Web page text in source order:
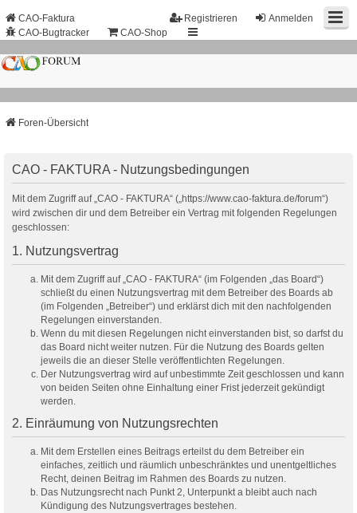
Anmelden
Registrieren
CAO-Faktura
CAO-Bugtracker
CAO-Shop
Foren-Übersicht
CAO - FAKTURA - Nutzungsbedingungen
Mit dem Zugriff auf „CAO - FAKTURA“ („https://www.cao-faktura.de/forum“)
wird zwischen dir und dem Betreiber ein Vertrag mit folgenden Regelungen
geschlossen:
1. Nutzungsvertrag
Mit dem Zugriff auf „CAO - FAKTURA“ (im Folgenden „das Board“)
schließt du einen Nutzungsvertrag mit dem Betreiber des Boards ab
(im Folgenden „Betreiber“) und erklärst dich mit den nachfolgenden
Regelungen einverstanden.
Wenn du mit diesen Regelungen nicht einverstanden bist, so darfst du
das Board nicht weiter nutzen. Für die Nutzung des Boards gelten
jeweils die an dieser Stelle veröffentlichten Regelungen.
Der Nutzungsvertrag wird auf unbestimmte Zeit geschlossen und kann
von beiden Seiten ohne Einhaltung einer Frist jederzeit gekündigt
werden.
2. Einräumung von Nutzungsrechten
Mit dem Erstellen eines Beitrags erteilst du dem Betreiber ein
einfaches, zeitlich und räumlich unbeschränktes und unentgeltliches
Recht, deinen Beitrag im Rahmen des Boards zu nutzen.
Das Nutzungsrecht nach Punkt 2, Unterpunkt a bleibt auch nach
Kündigung des Nutzungsvertrages bestehen.